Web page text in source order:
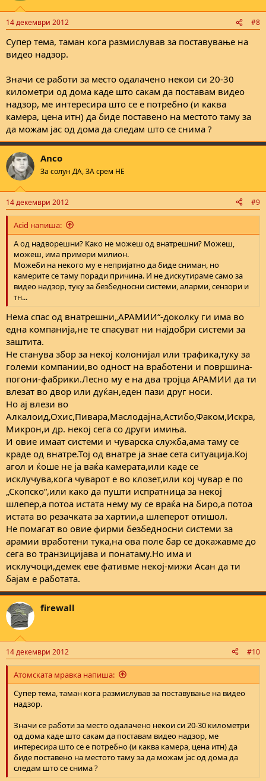
14 декември 2012 #8
Супер тема, таман кога размислував за поставување на
видео надзор.
Значи се работи за место одалачено некои си 20-30
километри од дома каде што сакам да поставам видео
надзор, ме интересира што се е потребно (и каква
камера, цена итн) да биде поставено на местото таму за
да можам јас од дома да следам што се снима ?
Anco
За солун ДА, ЗА срем НЕ
14 декември 2012 #9
Acid напиша:
А од надворешни? Како не можеш од внатрешни? Можеш,
можеш, има примери милион.
Можеби на некого му е непријатно да биде сниман, но
камерите се таму поради причина. И не дискутираме само за
видео надзор, туку за безбедносни системи, аларми, сензори и
тн...
Нема спас од внатрешни„АРАМИИ“-доколку ги има во
една компанија,не те спасуват ни најдобри системи за
заштита.
Не станува збор за некој колонијал или трафика,туку за
големи компании,во одност на вработени и површина-
погони-фабрики.Лесно му е на два тројца АРАМИИ да ти
влезат во двор или дуќан,еден пази друг носи.
Но ај влези во
Алкалоид,Охис,Пивара,Маслодајна,Астибо,Факом,Искра,
Микрон,и др. некој сега со други имиња.
И овие имаат системи и чуварска служба,ама таму се
краде од внатре.Тој од внатре ја знае сета ситуација.Кој
агол и ќоше не ја ваќа камерата,или каде се
исклучува,кога чуварот е во клозет,или кој чувар е по
„Скопско“,или како да пушти испратница за некој
шлепер,а потоа истата нему му се враќа на биро,а потоа
истата во резачката за хартии,а шлеперот отишол.
Не помагат во овие фирми безбедносни системи за
арамии вработени тука,на ова поле бар се докажавме до
сега во транзицијава и понатаму.Но има и
исклучоци,демек еве фативме некој-мижи Асан да ти
бајам е работата.
firewall
14 декември 2012 #10
Атомската мравка напиша:
Супер тема, таман кога размислував за поставување на видео
надзор.
Значи се работи за место одалачено некои си 20-30 километри
од дома каде што сакам да поставам видео надзор, ме
интересира што се е потребно (и каква камера, цена итн) да
биде поставено на местото таму за да можам јас од дома да
следам што се снима ?